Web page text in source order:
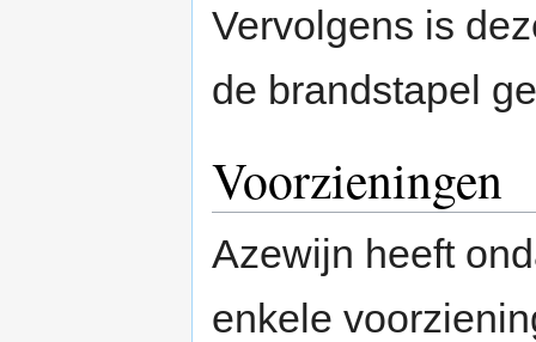
Vervolgens is
de brandstapel
Voorzieningen
Azewijn heeft
enkele